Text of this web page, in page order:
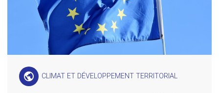
public CLIMAT ET DÉVELOPPEMENT TERRITORIAL